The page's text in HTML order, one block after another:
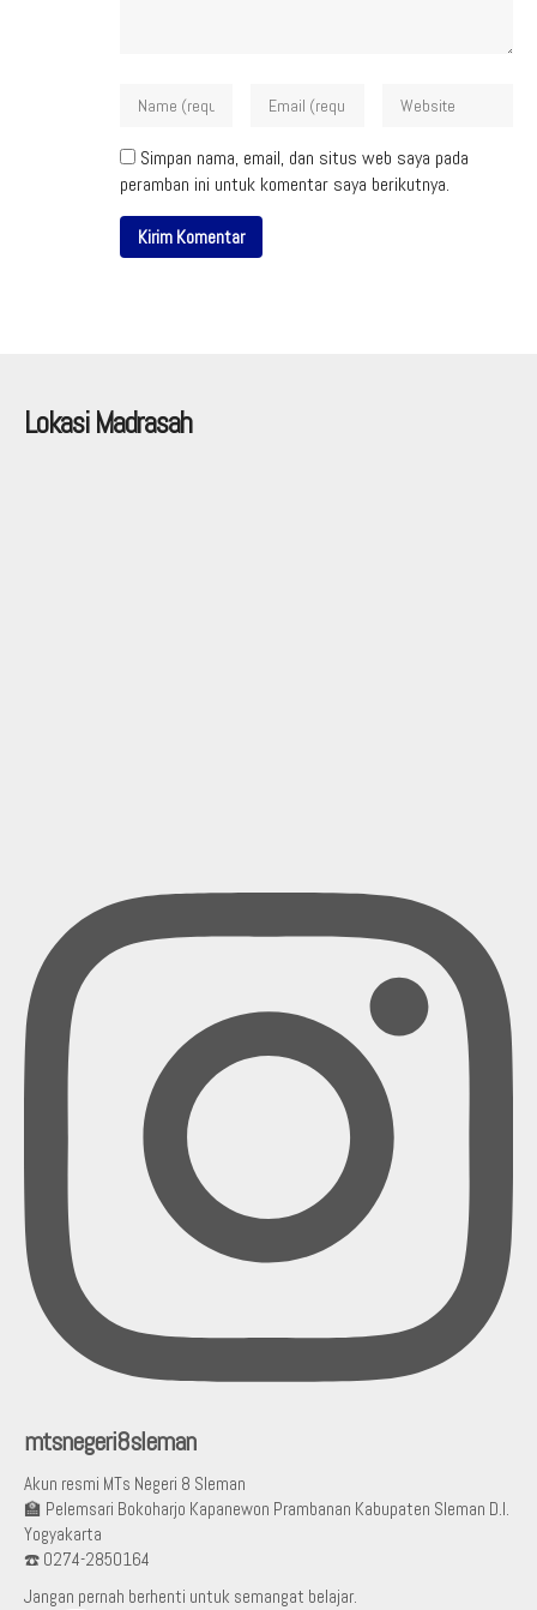
Simpan nama, email, dan situs web saya pada
peramban ini untuk komentar saya berikutnya.
Lokasi Madrasah
mtsnegeri8sleman
Akun resmi MTs Negeri 8 Sleman
🏫 Pelemsari Bokoharjo Kapanewon Prambanan Kabupaten Sleman D.I.
Yogyakarta
☎️ 0274-2850164
Jangan pernah berhenti untuk semangat belajar.